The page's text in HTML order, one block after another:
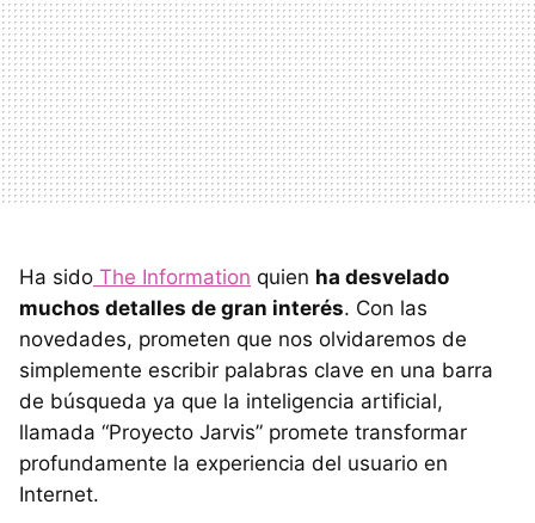
Ha sido The Information quien ha desvelado
muchos detalles de gran interés. Con las
novedades, prometen que nos olvidaremos de
simplemente escribir palabras clave en una barra
de búsqueda ya que la inteligencia artificial,
llamada “Proyecto Jarvis” promete transformar
profundamente la experiencia del usuario en
Internet.